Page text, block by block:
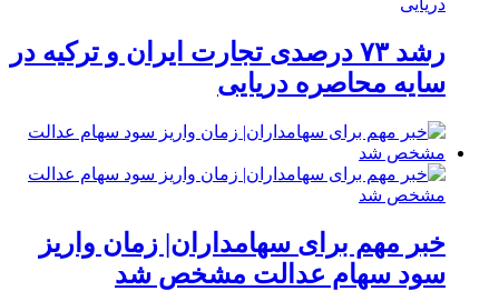
رشد ۷۳ درصدی تجارت ایران و ترکیه در
سایه محاصره دریایی
خبر مهم برای سهامداران| زمان واریز
سود سهام عدالت مشخص شد